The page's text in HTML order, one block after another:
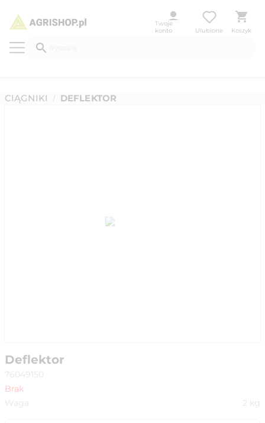
Twoje
konto
Ulubione Koszyk
CIĄGNIKI / DEFLEKTOR
Deflektor
76049150
Brak
Waga
2 kg